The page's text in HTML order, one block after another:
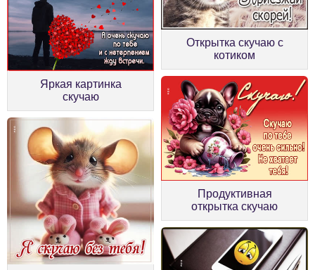
Яркая картинка
скучаю
Открытка скучаю с
котиком
Продуктивная
открытка скучаю